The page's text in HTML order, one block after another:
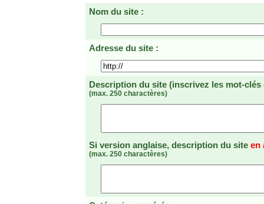
Nom du site :
Adresse du site :
Description du site (inscrivez les mot-
(max. 250 charactères)
Si version anglaise, description du site en
(max. 250 charactères)